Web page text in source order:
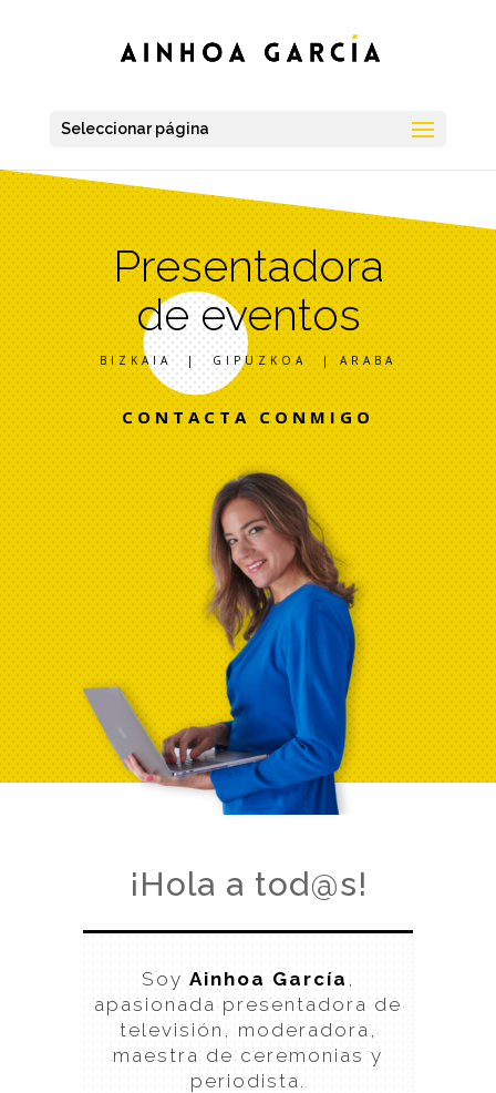
Seleccionar página
Presentadora
de eventos
BIZKAIA | GIPUZKOA | ARABA
CONTACTA CONMIGO
¡Hola a tod@s!
Soy Ainhoa García ,
apasionada presentadora de
televisión, moderadora,
maestra de ceremonias y
periodista.